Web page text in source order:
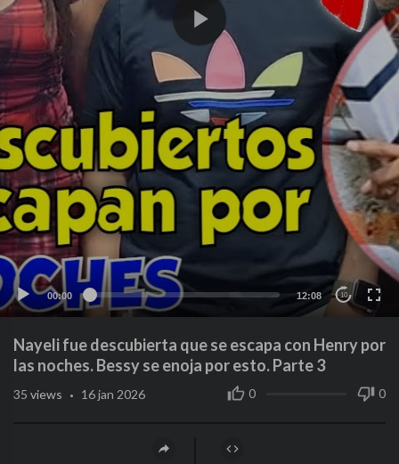
00:00 12:08 10
Nayeli fue descubierta que se escapa con Henry por
las noches. Bessy se enoja por esto. Parte 3
0 0
35 views · 16 jan 2026